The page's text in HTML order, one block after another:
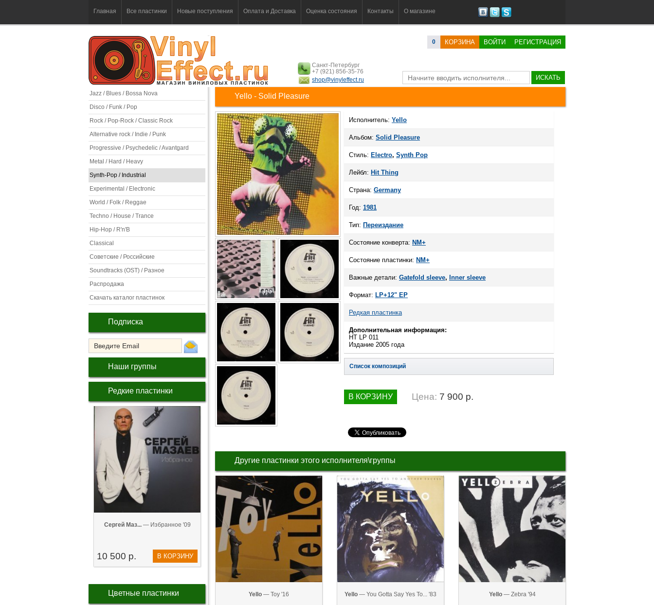
Главная Все пластинки Новые поступления Оплата и Доставка Оценка состояния Контакты О магазине
0 КОРЗИНА ВОЙТИ РЕГИСТРАЦИЯ
Санкт-Петербург
+7 (921) 856-35-76
shop@vinyleffect.ru
ИСКАТЬ
Jazz / Blues / Bossa Nova
Disco / Funk / Pop
Rock / Pop-Rock / Classic Rock
Alternative rock / Indie / Punk
Progressive / Psychedelic / Avantgard
Metal / Hard / Heavy
Synth-Pop / Industrial
Experimental / Electronic
World / Folk / Reggae
Techno / House / Trance
Hip-Hop / R'n'B
Classical
Советские / Российские
Soundtracks (OST) / Разное
Распродажа
Скачать каталог пластинок
Подписка
Наши группы
Редкие пластинки
Сергей Маз...— Избранное '09
10 500 р. В КОРЗИНУ
Цветные пластинки
Yello - Solid Pleasure
Исполнитель: Yello
Альбом: Solid Pleasure
Стиль: Electro, Synth Pop
Лейбл: Hit Thing
Страна: Germany
Год: 1981
Тип: Переиздание
Состояние конверта: NM+
Состояние пластинки: NM+
Важные детали: Gatefold sleeve, Inner sleeve
Формат: LP+12" EP
Редкая пластинка
Дополнительная информация:
HT LP 011
Издание 2005 года
Список композиций
В КОРЗИНУ Цена: 7 900 р.
Другие пластинки этого исполнителя\группы
Yello — Toy '16 Yello‎ — You Gotta Say Yes To... '83 Yello— Zebra '94